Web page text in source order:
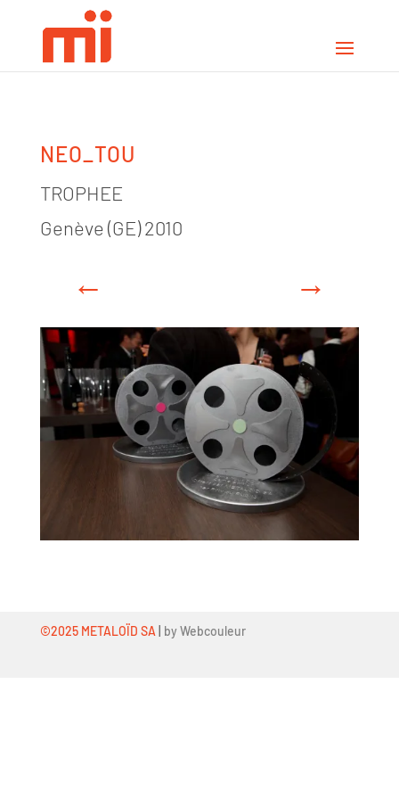
NEO_TOU
TROPHEE
Genève (GE) 2010
← →
©2025 METALOÏD SA by Webcouleur